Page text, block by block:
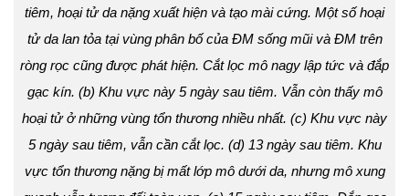
tiêm, hoại tử da nặng xuất hiện và tạo mài cứng. Một số hoại
tử da lan tỏa tại vùng phân bố của ĐM sống mũi và ĐM trên
ròng rọc cũng được phát hiện. Cắt lọc mô nagy lập tức và đắp
gạc kín. (b) Khu vực này 5 ngày sau tiêm. Vẫn còn thấy mô
hoại tử ở những vùng tổn thương nhiều nhất. (c) Khu vực này
5 ngày sau tiêm, vẫn cần cắt lọc. (d) 13 ngày sau tiêm. Khu
vực tổn thương nặng bị mất lớp mô dưới da, nhưng mô xung